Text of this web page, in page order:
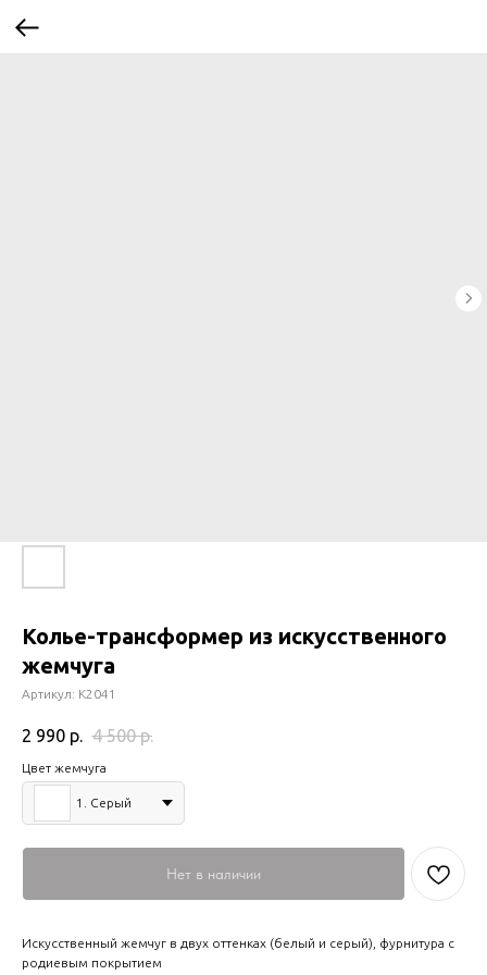
Колье-трансформер из искусственного
жемчуга
Артикул: К2041
2 990 р. 4 500 р.
Цвет жемчуга
1. Серый
Нет в наличии
Искусственный жемчуг в двух оттенках (белый и серый), фурнитура с
родиевым покрытием